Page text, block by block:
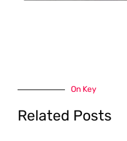
On Key
Related Posts